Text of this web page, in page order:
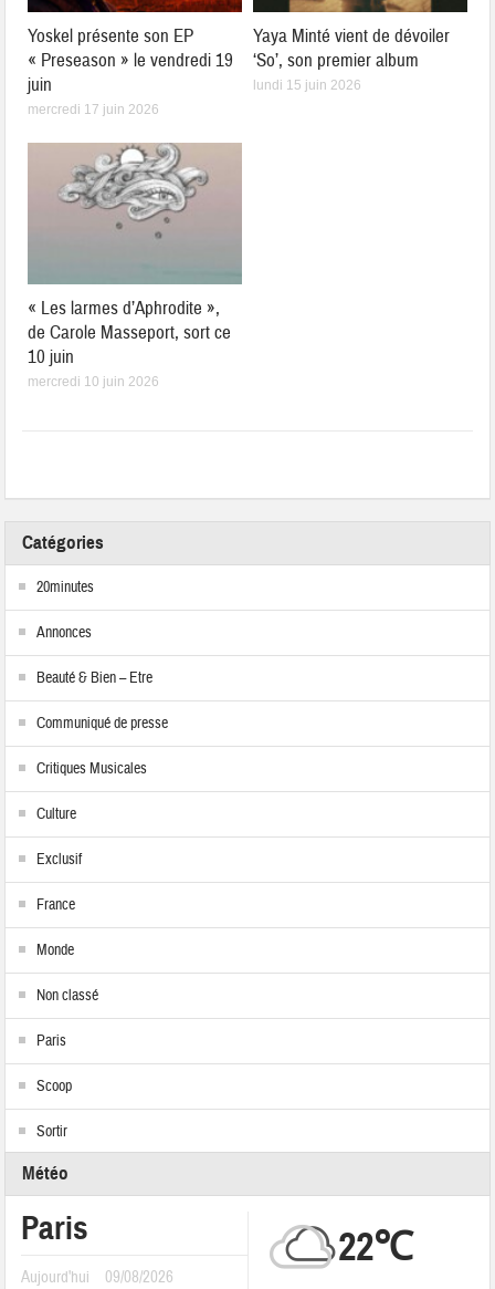
Yoskel présente son EP
« Preseason » le vendredi 19
juin
mercredi 17 juin 2026
Yaya Minté vient de dévoiler
‘So’, son premier album
lundi 15 juin 2026
« Les larmes d’Aphrodite »,
de Carole Masseport, sort ce
10 juin
mercredi 10 juin 2026
Catégories
20minutes
Annonces
Beauté & Bien – Etre
Communiqué de presse
Critiques Musicales
Culture
Exclusif
France
Monde
Non classé
Paris
Scoop
Sortir
Météo
Paris
Aujourd'hui 09/08/2026
22℃